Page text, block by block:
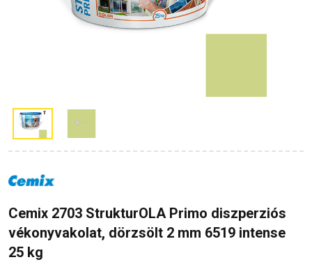
Cemix 2703 StrukturOLA Primo diszperziós
vékonyvakolat, dörzsölt 2 mm 6519 intense
25 kg